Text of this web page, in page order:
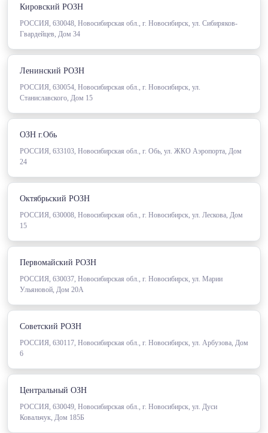
Кировский РОЗН
РОССИЯ, 630048, Новосибирская обл., г. Новосибирск, ул. Сибиряков-
Гвардейцев, Дом 34
Ленинский РОЗН
РОССИЯ, 630054, Новосибирская обл., г. Новосибирск, ул.
Станиславского, Дом 15
ОЗН г.Обь
РОССИЯ, 633103, Новосибирская обл., г. Обь, ул. ЖКО Аэропорта, Дом
24
Октябрьский РОЗН
РОССИЯ, 630008, Новосибирская обл., г. Новосибирск, ул. Лескова, Дом
15
Первомайский РОЗН
РОССИЯ, 630037, Новосибирская обл., г. Новосибирск, ул. Марии
Ульяновой, Дом 20А
Советский РОЗН
РОССИЯ, 630117, Новосибирская обл., г. Новосибирск, ул. Арбузова, Дом
6
Центральный ОЗН
РОССИЯ, 630049, Новосибирская обл., г. Новосибирск, ул. Дуси
Ковальчук, Дом 185Б